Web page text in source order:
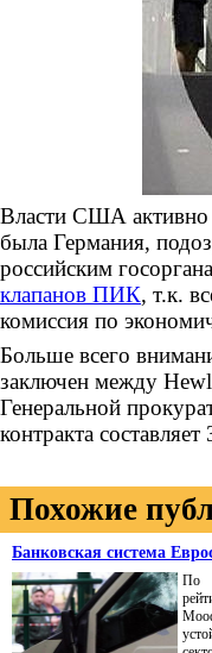
Власти США активно
была Германия,
российским
клапанов ПИК, т.к.
комиссия по
Больше всего
заключен между
Генеральной
контракта
Похожие
Банковская система
По